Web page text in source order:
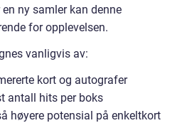
ny samler kan denne
for opplevelsen.
vanligvis av:
kort og autografer
antall hits per boks
høyere potensial på enkeltkort